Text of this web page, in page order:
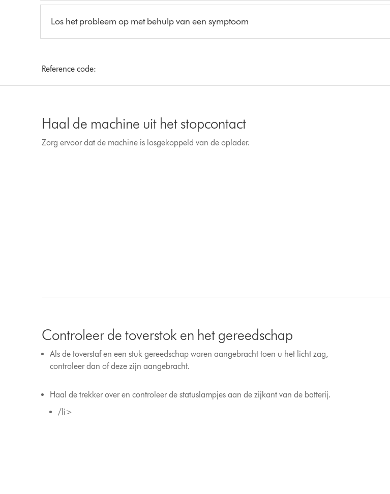
Los het probleem op met behulp van een symptoom
Reference code:
Haal de machine uit het stopcontact
Zorg ervoor dat de machine is losgekoppeld van de oplader.
Controleer de toverstok en het gereedschap
Als de toverstaf en een stuk gereedschap waren aangebracht toen u het licht zag,
controleer dan of deze zijn aangebracht.
Haal de trekker over en controleer de statuslampjes aan de zijkant van de batterij.
/li>